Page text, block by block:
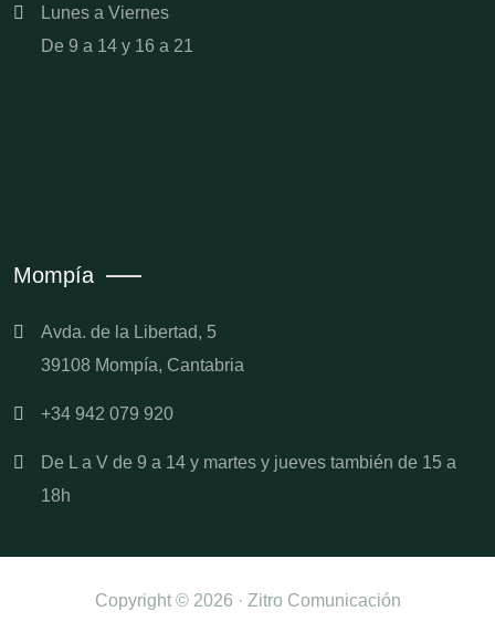
Lunes a Viernes
De 9 a 14 y 16 a 21
Mompía
Avda. de la Libertad, 5
39108 Mompía, Cantabria
+34 942 079 920
De L a V de 9 a 14 y martes y jueves también de 15 a
18h
Copyright © 2026 · Zitro Comunicación